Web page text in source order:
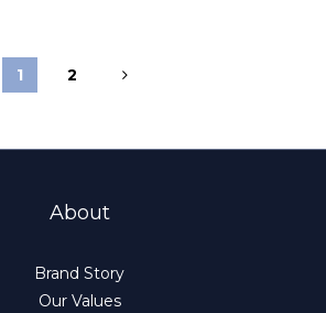
1 2
About
Brand Story
Our Values